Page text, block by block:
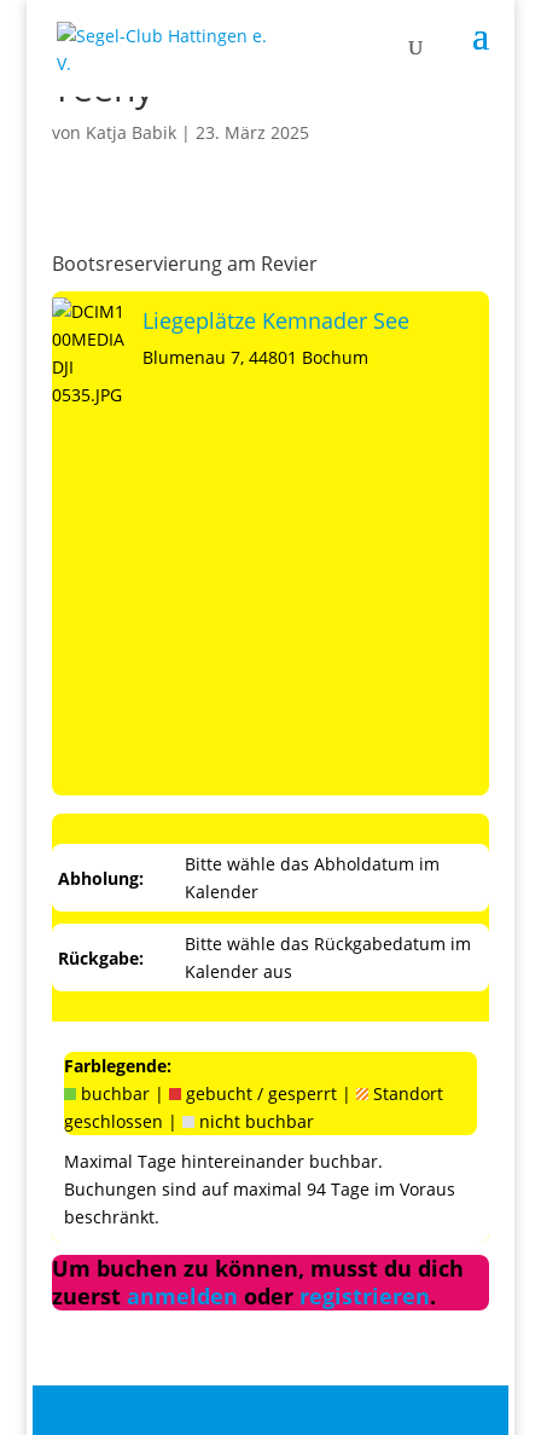
Teeny
von Katja Babik| 23. März 2025
Bootsreservierung am Revier
Liegeplätze Kemnader See
Blumenau 7, 44801 Bochum
Abholung:
Bitte wähle das Abholdatum im
Kalender
Rückgabe:
Bitte wähle das Rückgabedatum im
Kalender aus
Farblegende:
buchbar |
gebucht / gesperrt |
Standort
geschlossen |
nicht buchbar
Maximal Tage hintereinander buchbar.
Buchungen sind auf maximal 94 Tage im Voraus
beschränkt.
Um buchen zu können, musst du dich
zuerst anmelden oder registrieren.